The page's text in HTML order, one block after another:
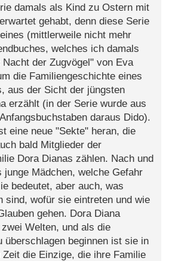
damals als Kind zu Ostern mit
gehabt, denn diese Serie
(mittlerweile nicht mehr
welches ich damals
der Zugvögel" von Eva
die Familiengeschichte eines
aus der Sicht der jüngsten
erzählt (in der Serie wurde aus
daraus Dido).
eine neue "Sekte" heran, die
bald Mitglieder der
Dora Dianas zählen. Nach und
junge Mädchen, welche Gefahr
bedeutet, aber auch, was
sind, wofür sie eintreten und wie
gehen. Dora Diana
Welten, und als die
überschlagen beginnen ist sie in
die Einzige, die ihre Familie